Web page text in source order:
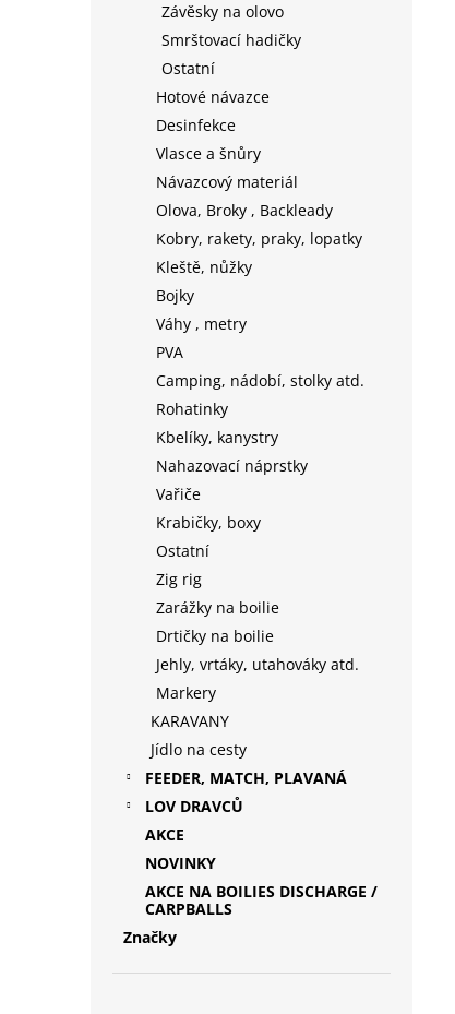
Závěsky na olovo
Smrštovací hadičky
Ostatní
Hotové návazce
Desinfekce
Vlasce a šnůry
Návazcový materiál
Olova, Broky , Backleady
Kobry, rakety, praky, lopatky
Kleště, nůžky
Bojky
Váhy , metry
PVA
Camping, nádobí, stolky atd.
Rohatinky
Kbelíky, kanystry
Nahazovací náprstky
Vařiče
Krabičky, boxy
Ostatní
Zig rig
Zarážky na boilie
Drtičky na boilie
Jehly, vrtáky, utahováky atd.
Markery
KARAVANY
Jídlo na cesty
FEEDER, MATCH, PLAVANÁ
LOV DRAVCŮ
AKCE
NOVINKY
AKCE NA BOILIES DISCHARGE /
CARPBALLS
Značky